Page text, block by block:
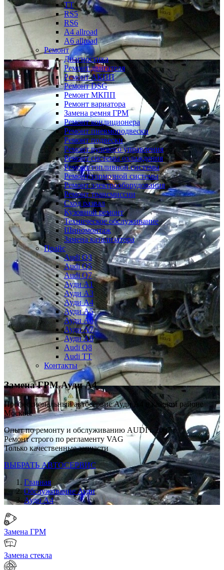
TT
RS5
RS6
A4 allroad
A6 allroad
Ремонт
Диагностика
Ремонт двигателя
Ремонт АКПП
Ремонт DSG
Ремонт МКПП
Ремонт вариатора
Замена ремня ГРМ
Ремонт кондиционера
Ремонт пневмоподвески
Ремонт подвески
Ремонт рулевого управления
Ремонт системы охлаждения
Ремонт топливной системы
Ремонт тормозной системы
Ремонт электрооборудования
Ремонт трансмиссии
Сход развал
Кузовной ремонт
Техническое обслуживание
Шиномонтаж
Замена катализатора
Прайс
Audi Q3
Audi Q5
Audi Q7
Ауди А1
Ауди А3
Ауди А4
Ауди A5
Ауди А6
Ауди А7
Ауди A8
Audi Q8
Audi TT
Контакты
Замена ГРМ Ауди А4
Профессиональный автосервис Ауди А4 в каждом районе
Москвы
Опыт по ремонту и обслуживанию AUDI с 2007 г
Ремонт строго по регламенту VAG
Только качественные запчасти
ВЫБРАТЬ АВТОСЕРВИС
Главная
Обслуживание Ауди
Ауди А4
Замена ГРМ
Замена стекла